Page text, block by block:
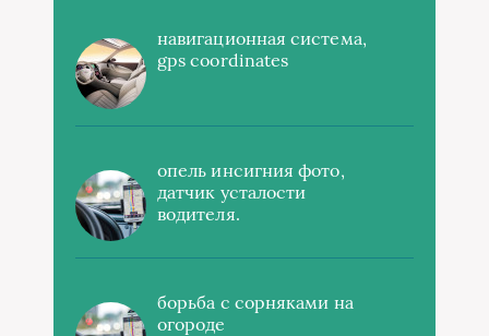
навигационная система,
gps coordinates
опель инсигния фото,
датчик усталости
водителя.
борьба с сорняками на
огороде